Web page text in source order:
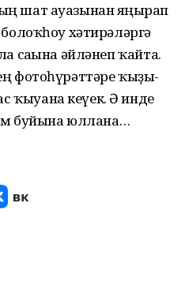
шат ауазынан яңғырап
болоҡһоу хәтирәләргә
сағына әйләнеп ҡайта.
фото­һүрәттәре ҡыҙы­
ҡыуана кеүек. Ә инде
буйына юллана…